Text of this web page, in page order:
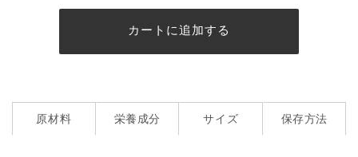
茶
を
減
茶
筅
を
増
カートに追加する
原材料 栄養成分 サイズ 保存方法